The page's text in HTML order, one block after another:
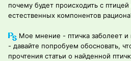
почему будет происходить с
естественных компонентов
Мое мнение - птичка заболеет и
- давайте попробуем обосновать,
прочтения статьи о найденной